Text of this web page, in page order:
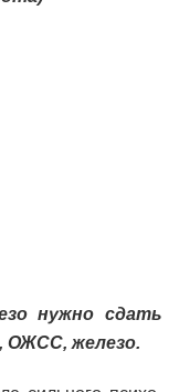
нужно сдать
ОЖСС, железо.